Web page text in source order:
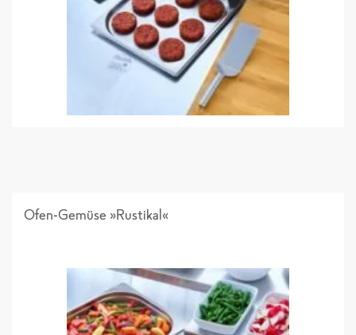
Ofen-Gemüse »Rustikal«